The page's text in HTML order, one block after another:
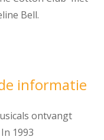
Bell.
informatie
ontvangt
1993